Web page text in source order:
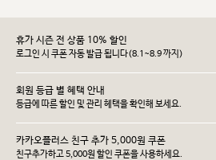
휴가 시즌 전 상품 10% 할인
로그인 시 쿠폰 자동 발급 됩니다(8.1~8.9 까지)
회원 등급 별 혜택 안내
등급에 따른 할인 및 관리 헤택을 확인해 보세요.
카카오플러스 친구 추가 5,000원 쿠폰
친구추가하고 5,000원 할인 쿠폰을 사용하세요.